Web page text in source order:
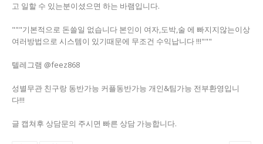
고 일할 수 있는분이셨으면 하는 바램입니다.
"""기본적으로 돈쓸일 없습니다 본인이 여자,도박,술 에 빠지지않는이상
여러방법으로 시스템이 있기때문에 무조건 수익납니다 !!!"""
텔레그램 @feez868
성별무관 친구랑 동반가능 커플동반가능 개인&팀가능 전부환영입니
다!!!
글 캡쳐후 상담문의 주시면 빠른 상담 가능합니다.